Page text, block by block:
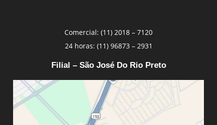
Comercial: (11) 2018 – 7120
24 horas: (11) 96873 – 2931
Filial – São José Do Rio Preto